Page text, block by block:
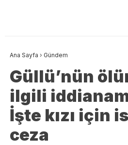
Ana Sayfa › Gündem
Güllü’nün
ilgili
İşte kızı için
ceza